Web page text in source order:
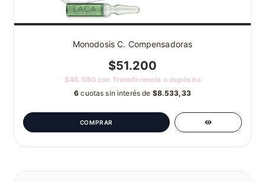
Monodosis C. Compensadoras
$51.200
$46.080con Transferencia o depósito
6 cuotas sin interés de $8.533,33